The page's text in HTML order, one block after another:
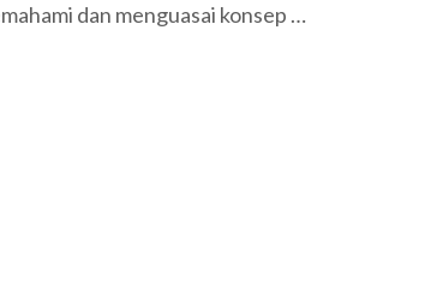
dan menguasai konsep …